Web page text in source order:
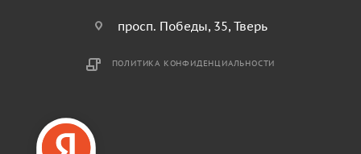
просп. Победы, 35, Тверь
ПОЛИТИКА КОНФИДЕНЦИАЛЬНОСТИ